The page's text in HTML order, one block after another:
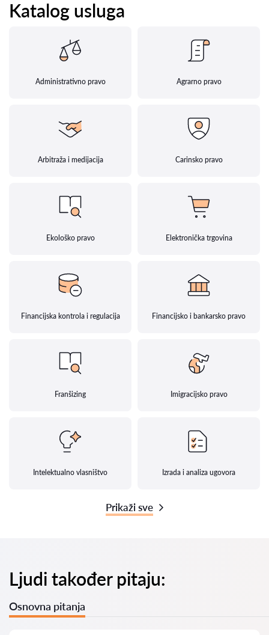
Katalog usluga
Administrativno pravo Agrarno pravo
Arbitraža i medijacija Carinsko pravo
Ekološko pravo Elektronička trgovina
Financijska kontrola i regulacija Financijsko i bankarsko pravo
Franšizing Imigracijsko pravo
Intelektualno vlasništvo Izrada i analiza ugovora
Prikaži sve
Ljudi također pitaju:
Osnovna pitanja